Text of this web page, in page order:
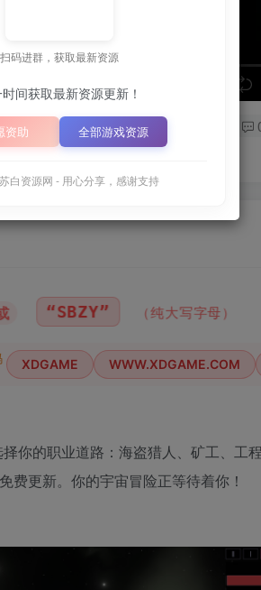
大写字母） ｜ 下载地址空文件
XDGAME WWW.XDGAME.COM
你的职业道路：海盗猎人、矿工、工
费更新。你的宇宙冒险正等待着你！
扫码进群，获取最新资源
间获取最新资源更新！
资助 全部游戏资源
白资源网 - 用心分享，感谢支持